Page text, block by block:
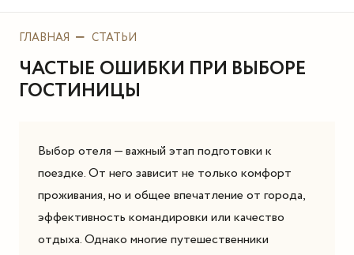
ГЛАВНАЯ СТАТЬИ
ЧАСТЫЕ ОШИБКИ ПРИ ВЫБОРЕ
ГОСТИНИЦЫ
Выбор отеля — важный этап подготовки к
поездке. От него зависит не только комфорт
проживания, но и общее впечатление от города,
эффективность командировки или качество
отдыха. Однако многие путешественники